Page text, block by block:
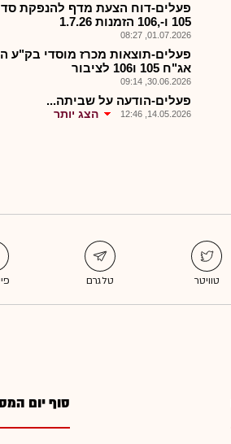
פעלים-דוח הצעת מדף להנפקת
105 ו-,106 הזמנות 1.7.26
01.07.2026, 08:27
פעלים-תוצאות מכרז מוסדי בק"ע
אג"ח 105 ו106 לציבור
30.06.2026, 09:14
פעלים-הודעה על שביתה...
14.05.2026, 12:46 הצג יותר
סוף יום